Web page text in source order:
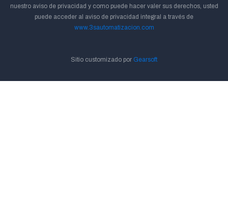
nuestro aviso de privacidad y como puede hacer valer sus derechos, usted
puede acceder al aviso de privacidad integral a través de
www.3sautomatizacion.com
Sitio customizado por Gearsoft